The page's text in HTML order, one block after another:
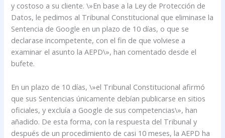
y costoso a su cliente. \»En base a la Ley de Protección de
Datos, le pedimos al Tribunal Constitucional que eliminase la
Sentencia de Google en un plazo de 10 días, o que se
declarase incompetente, con el fin de que volviese a
examinar el asunto la AEPD\», han comentado desde el
bufete.
En un plazo de 10 días, \»el Tribunal Constitucional afirmó
que sus Sentencias únicamente debían publicarse en sitios
oficiales, y excluía a Google de sus competencias\», han
añadido. De esta forma, con la respuesta del Tribunal y
después de un procedimiento de casi 10 meses, la AEPD ha